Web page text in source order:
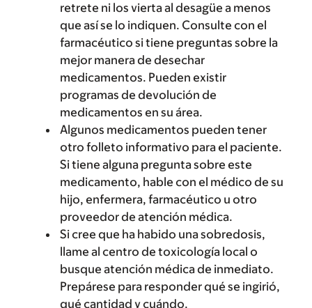
retrete ni los vierta al desagüe a menos
que así se lo indiquen. Consulte con el
farmacéutico si tiene preguntas sobre la
mejor manera de desechar
medicamentos. Pueden existir
programas de devolución de
medicamentos en su área.
Algunos medicamentos pueden tener
otro folleto informativo para el paciente.
Si tiene alguna pregunta sobre este
medicamento, hable con el médico de su
hijo, enfermera, farmacéutico u otro
proveedor de atención médica.
Si cree que ha habido una sobredosis,
llame al centro de toxicología local o
busque atención médica de inmediato.
Prepárese para responder qué se ingirió,
qué cantidad y cuándo.